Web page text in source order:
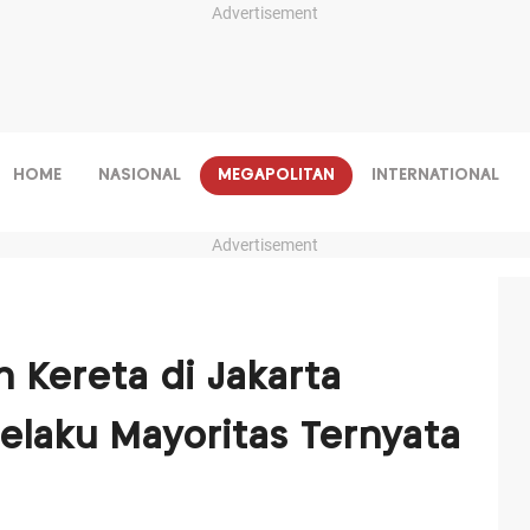
Advertisement
HOME NASIONAL MEGAPOLITAN INTERNATIONAL
Advertisement
Kereta di Jakarta
Mayoritas Ternyata